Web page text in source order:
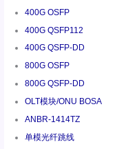
400G OSFP
400G QSFP112
400G QSFP-DD
800G OSFP
800G QSFP-DD
OLT模块/ONU BOSA
ANBR-1414TZ
单模光纤跳线